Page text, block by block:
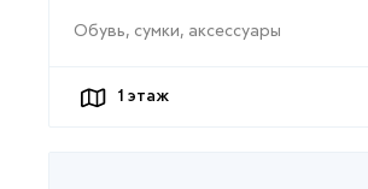
Обувь, сумки, аксессуары
1 этаж